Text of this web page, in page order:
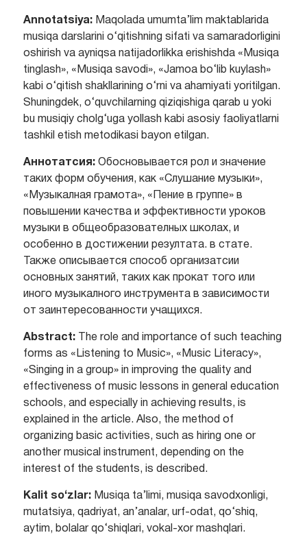
Annotatsiya: Maqolada umumta’lim maktablarida
musiqa darslarini o‘qitishning sifati va samaradorligini
oshirish va ayniqsa natijadorlikka erishishda «Musiqa
tinglash», «Musiqa savodi», «Jamoa bo‘lib kuylash»
kabi o‘qitish shakllarining o‘rni va ahamiyati yoritilgan.
Shuningdek, o‘quvchilarning qiziqishiga qarab u yoki
bu musiqiy cholg‘uga yollash kabi asosiy faoliyatlarni
tashkil etish metodikasi bayon etilgan.
Аннотатсия:Обосновывается рол и значение
таких форм обучения, как «Слушание музыки»,
«Музыкалная грамота», «Пение в группе» в
повышении качества и эффективности уроков
музыки в общеобразователных школах, и
особенно в достижении резултата. в стате.
Также описывается способ организатсии
основных занятий, таких как прокат того или
иного музыкалного инструмента в зависимости
от заинтересованности учащихся.
Abstract:The role and importance of such teaching
forms as «Listening to Music», «Music Literacy»,
«Singing in a group» in improving the quality and
effectiveness of music lessons in general education
schools, and especially in achieving results, is
explained in the article. Also, the method of
organizing basic activities, such as hiring one or
another musical instrument, depending on the
interest of the students, is described.
Kalit so‘zlar:Musiqa ta’limi, musiqa savodxonligi,
mutatsiya, qadriyat, an’analar, urf-odat, qo‘shiq,
aytim, bolalar qo‘shiqlari, vokal-xor mashqlari.